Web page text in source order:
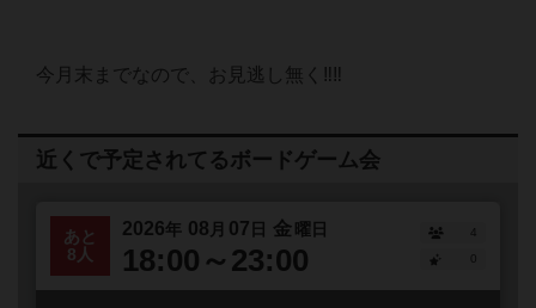
今月末までなので、お見逃し無く‼️‼️
近くで予定されてるボードゲーム会
あと
8人
2026年 08 月 07 日 金曜日
18:00～23:00
4